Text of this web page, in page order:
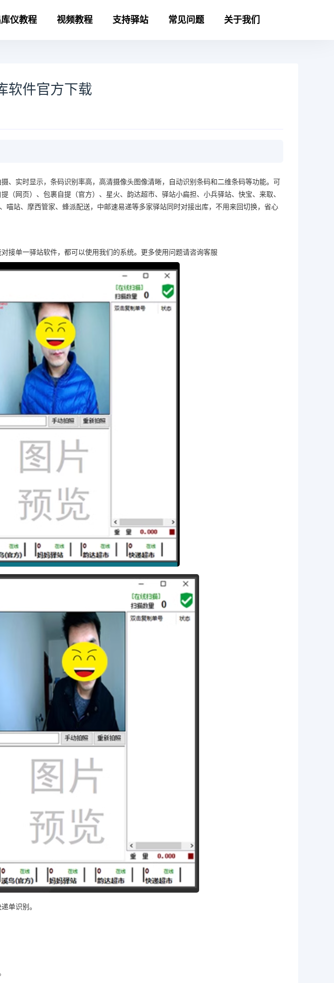
仪教程 视频教程 支持驿站 常见问题 关于我们
软件官方下载
、实时显示，条码识别率高，高清摄像头图像清晰，自动识别条码和二维条码等功能。可
网页）、包裹自提（官方）、星火、韵达超市、驿站小扁担、小兵驿站、快宝、来取、
站、摩西管家、蜂派配送，中邮速易递等多家驿站同时对接出库，不用来回切换，省心
接单一驿站软件，都可以使用我们的系统。更多使用问题请咨询客服
单识别。